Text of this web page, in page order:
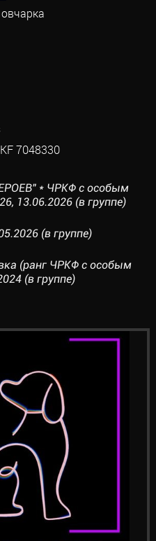
7048330
* ЧРКФ с особым
13.06.2026 (в группе)
(в группе)
(ранг ЧРКФ с особым
(в группе)